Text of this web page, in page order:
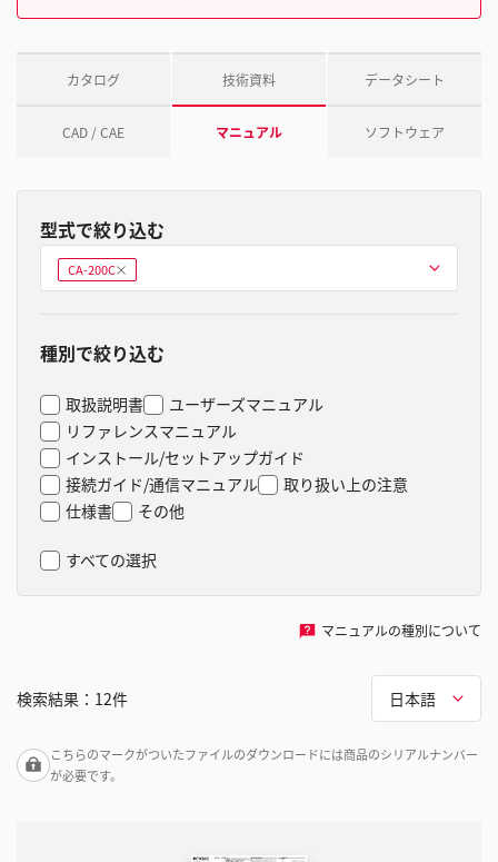
カタログ 技術資料 データシート
CAD / CAE マニュアル ソフトウェア
型式で絞り込む
型式を選ぶ
CA-200C削
除
種別で絞り込む
取扱説明書
ユーザーズマニュアル
リファレンスマニュアル
インストール/セットアップガイド
接続ガイド/通信マニュアル
取り扱い上の注意
仕様書
その他
すべての選択
マニュアルの種別について
検索結果： 12件 日本語
こちらのマークがついたファイルのダウンロードには商品のシリアルナンバー
が必要です。